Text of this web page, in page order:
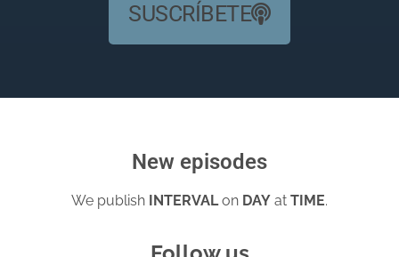
SUSCRÍBETE
New episodes
We publish INTERVALon DAY at TIME.